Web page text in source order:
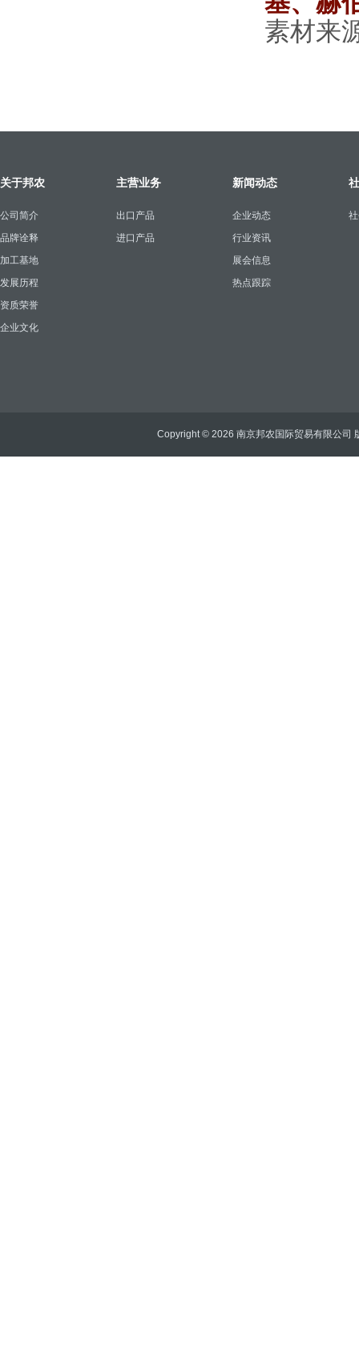
素材来
关于邦农
公司简介
品牌诠释
加工基地
发展历程
资质荣誉
企业文化
主营业务
出口产品
进口产品
新闻动态
企业动态
行业资讯
展会信息
热点跟踪
Copyright © 2026 南京邦农国际贸易有限公司